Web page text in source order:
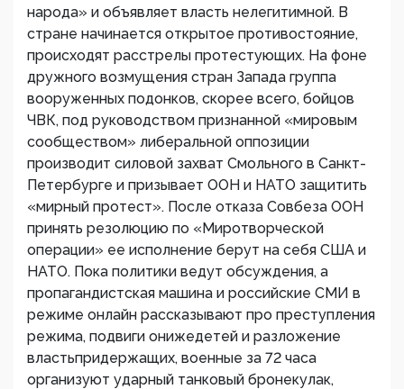
народа» и объявляет власть нелегитимной. В
стране начинается открытое противостояние,
происходят расстрелы протестующих. На фоне
дружного возмущения стран Запада группа
вооруженных подонков, скорее всего, бойцов
ЧВК, под руководством признанной «мировым
сообществом» либеральной оппозиции
производит силовой захват Смольного в Санкт-
Петербурге и призывает ООН и НАТО защитить
«мирный протест». После отказа Совбеза ООН
принять резолюцию по «Миротворческой
операции» ее исполнение берут на себя США и
НАТО. Пока политики ведут обсуждения, а
пропагандистская машина и российские СМИ в
режиме онлайн рассказывают про преступления
режима, подвиги онижедетей и разложение
властьпридержащих, военные за 72 часа
организуют ударный танковый бронекулак,